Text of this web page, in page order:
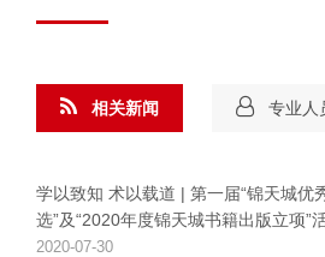
相关新闻
学以致知 术以载道 | 第一届“锦天城优
选”及“2020年度锦天城书籍出版立项”
2020-07-30
专业人